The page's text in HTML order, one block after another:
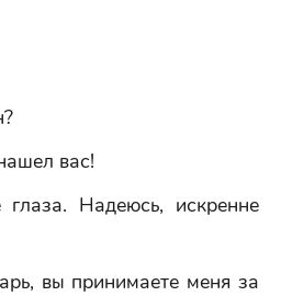
вас!
Надеюсь, искренне
вы принимаете меня за